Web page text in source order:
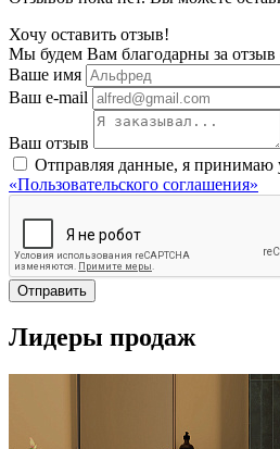
Хочу оставить отзыв!
Мы будем Вам благодарны за отзыв
Ваше имя
Ваш e-mail
Ваш отзыв
Отправляя данные, я принимаю
«Пользовательского соглашения»
Отправить
Лидеры продаж